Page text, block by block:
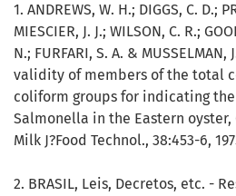
1. ANDREWS, W. H.; DIGGS, C. D.;
MIESCIER, J. J.; WILSON, C. R.;
N.; FURFARI, S. A. &
validity of members of the total
coliform groups for indicating
Salmonella in the Eastern oyster,
Milk J?Food Technol., 38:453-6,
2. BRASIL, Leis, Decretos, etc. -